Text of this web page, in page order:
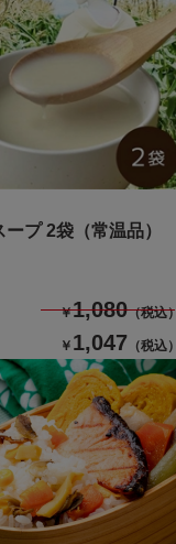
プ 2袋（常温品）
￥1,080（税込）
￥ 1,047 （税込）